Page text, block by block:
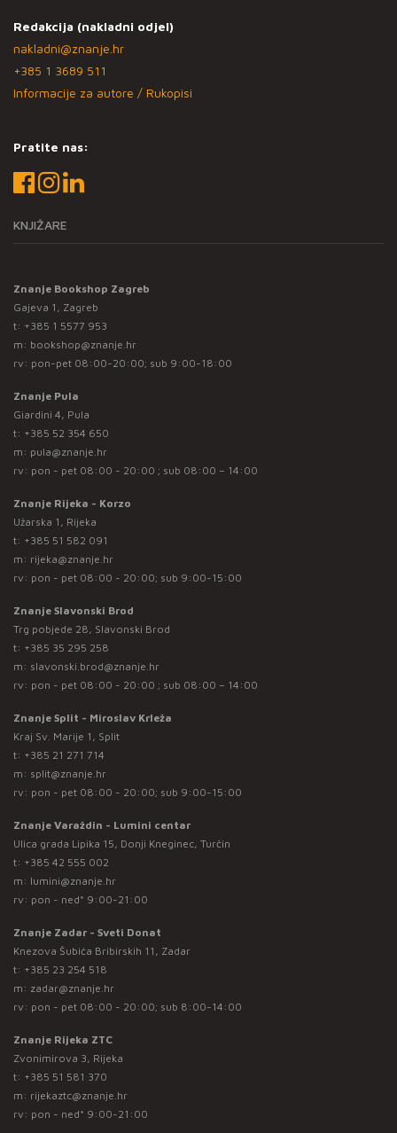
Redakcija (nakladni odjel)
nakladni@znanje.hr
+385 1 3689 511
Informacije za autore / Rukopisi
Pratite nas:
KNJIŽARE
Znanje Bookshop Zagreb
Gajeva 1, Zagreb
t: +385 1 5577 953
m: bookshop@znanje.hr
rv: pon-pet 08:00-20:00; sub 9:00-18:00
Znanje Pula
Giardini 4, Pula
t: +385 52 354 650
m: pula@znanje.hr
rv: pon - pet 08:00 - 20:00 ; sub 08:00 – 14:00
Znanje Rijeka - Korzo
Užarska 1, Rijeka
t: +385 51 582 091
m: rijeka@znanje.hr
rv: pon - pet 08:00 - 20:00; sub 9:00-15:00
Znanje Slavonski Brod
Trg pobjede 28, Slavonski Brod
t: +385 35 295 258
m: slavonski.brod@znanje.hr
rv: pon - pet 08:00 - 20:00 ; sub 08:00 – 14:00
Znanje Split - Miroslav Krleža
Kraj Sv. Marije 1, Split
t: +385 21 271 714
m: split@znanje.hr
rv: pon - pet 08:00 - 20:00; sub 9:00-15:00
Znanje Varaždin - Lumini centar
Ulica grada Lipika 15, Donji Kneginec, Turčin
t: +385 42 555 002
m: lumini@znanje.hr
rv: pon - ned* 9:00-21:00
Znanje Zadar - Sveti Donat
Knezova Šubića Bribirskih 11, Zadar
t: +385 23 254 518
m: zadar@znanje.hr
rv: pon - pet 08:00 - 20:00; sub 8:00-14:00
Znanje Rijeka ZTC
Zvonimirova 3, Rijeka
t: +385 51 581 370
m: rijekaztc@znanje.hr
rv: pon - ned* 9:00-21:00